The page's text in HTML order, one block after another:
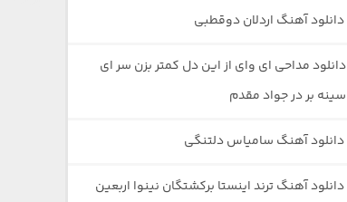
دانلود آهنگ اردلان دوقطبی
دانلود مداحی ای وای از این دل کمتر بزن سر ای
سینه بر در جواد مقدم
دانلود آهنگ سامیاس دلتنگی
دانلود آهنگ ترند اینستا برکشتگان نینوا اربعین